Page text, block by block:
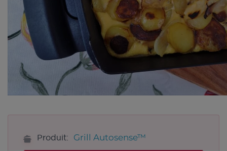
Produit: Grill Autosense™